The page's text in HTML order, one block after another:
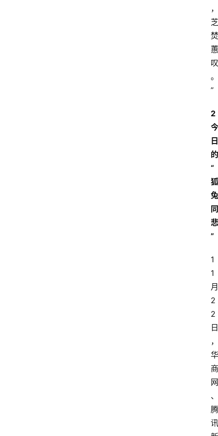
，
芝
焚
蕙
叹
。
”
今
日
的
“
狐
兔
同
悲
”
1
1
月
2
2
日
，
华
商
网
、
腾
讯